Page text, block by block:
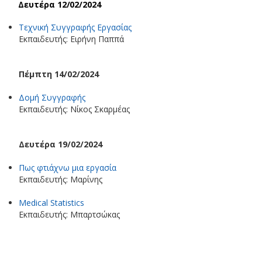
Δευτέρα 12/02/2024
Τεχνική Συγγραφής Εργασίας
Εκπαιδευτής: Ειρήνη Παππά
Πέμπτη 14/02/2024
Δομή Συγγραφής
Εκπαιδευτής: Νίκος Σκαρμέας
Δευτέρα 19/02/2024
Πως φτιάχνω μια εργασία
Εκπαιδευτής: Μαρίνης
Medical Statistics
Εκπαιδευτής: Μπαρτσώκας